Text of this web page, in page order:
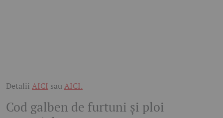
Detalii AICI sau AICI.
Cod galben de furtuni și ploi